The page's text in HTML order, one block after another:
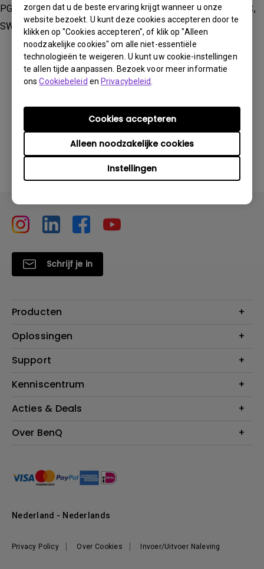
zorgen dat u de beste ervaring krijgt wanneer u onze
website bezoekt. U kunt deze cookies accepteren door te
klikken op "Cookies accepteren", of klik op "Alleen
noodzakelijke cookies" om alle niet-essentiële
technologieën te weigeren. U kunt uw cookie-instellingen
te allen tijde aanpassen. Bezoek voor meer informatie
onsCookiebeleid enPrivacybeleid
Instellingen
Alleen noodzakelijke cookies
Cookies accepteren
PG2401PT, PV270, PV3200PT, SW240, SW2700PT, SW270C,
SW271, SW271C, SW272Q, SW272U, SW320, SW321C
Heeft deze informatie u geholpen?
Schrijf je in
Producten
Projectoren
Verlichting
Speakers
Oplossingen
Education
Support
Contact
BenQ Shop - FAQ
BenQ Shop - Retourneren
Kenniscentrum
Blog
Acties & Deals
Evenementen & Promoties
Over BenQ
Management
Nieuws
Werken bij BenQ
Privacy Policy Over Cookies Invoer/Uitvoer Naleving
Nederland - Nederlands